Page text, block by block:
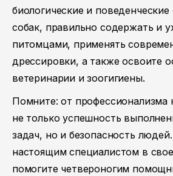
биологические и
собак, правильно содержать и
питомцами, применять
дрессировки, а также освоите
ветеринарии и зоогигиены.
Помните: от профессионализма
не только успешность
задач, но и безопасность
настоящим специалистом в
помогите четвероногим